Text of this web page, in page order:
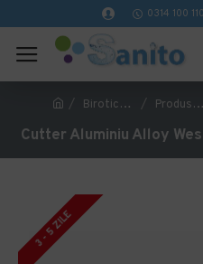
0314 100 110
Birotica si papetarie Produse pentru ambalare si etichetare
Cutter Aluminiu Alloy
3 - 5 ZILE